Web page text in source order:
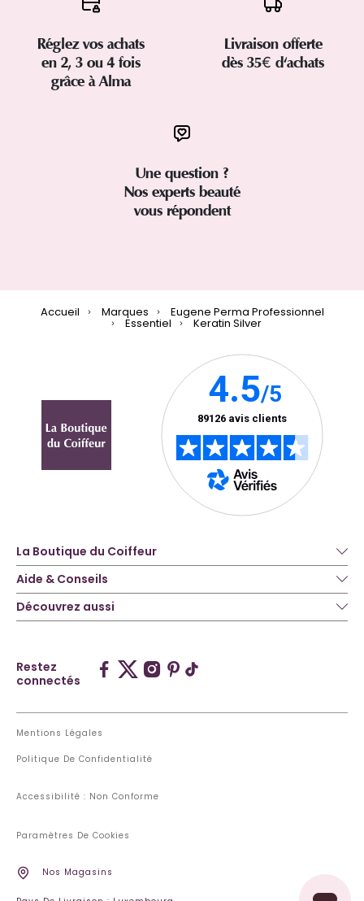
Réglez vos achats
en 2, 3 ou 4 fois
grâce à Alma
Livraison offerte
dès 35€ d'achats
Une question ?
Nos experts beauté
vous répondent
Accueil Marques Eugene Perma Professionnel
Essentiel Keratin Silver
La Boutique du Coiffeur
Aide & Conseils
Découvrez aussi
Restez
connectés
Mentions Légales
Politique De Confidentialité
Accessibilité : Non Conforme
Paramètres De Cookies
Nos Magasins